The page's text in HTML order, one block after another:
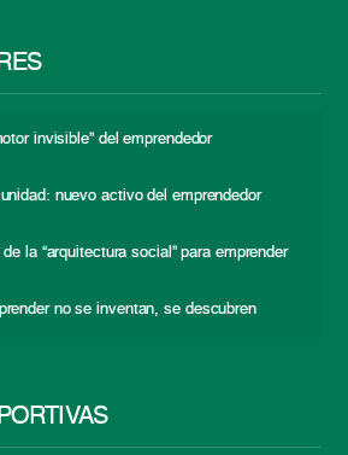
invisible” del emprendedor
nuevo activo del emprendedor
la “arquitectura social” para emprender
no se inventan, se descubren